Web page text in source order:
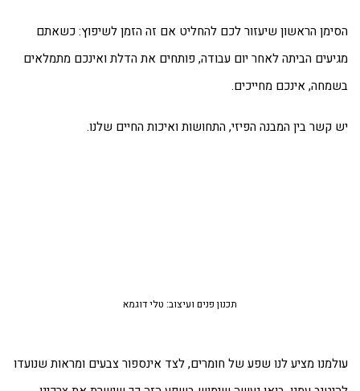
הראשון שיעזור לכם להחליט אם זה הזמן לשיפוץ: כשאתם
הביתה לאחר יום עבודה, פותחים את הדלת ואינכם מתמלאים
אינכם מחייכים.
קשר בין המבנה הפיזי, התחושות ואיכות החיים שלנו.
תכנון פנים ועיצוב: טלי דוגמא
מציע לנו שפע של חומרים, לצד אינספור צבעים ומראות שנועדו